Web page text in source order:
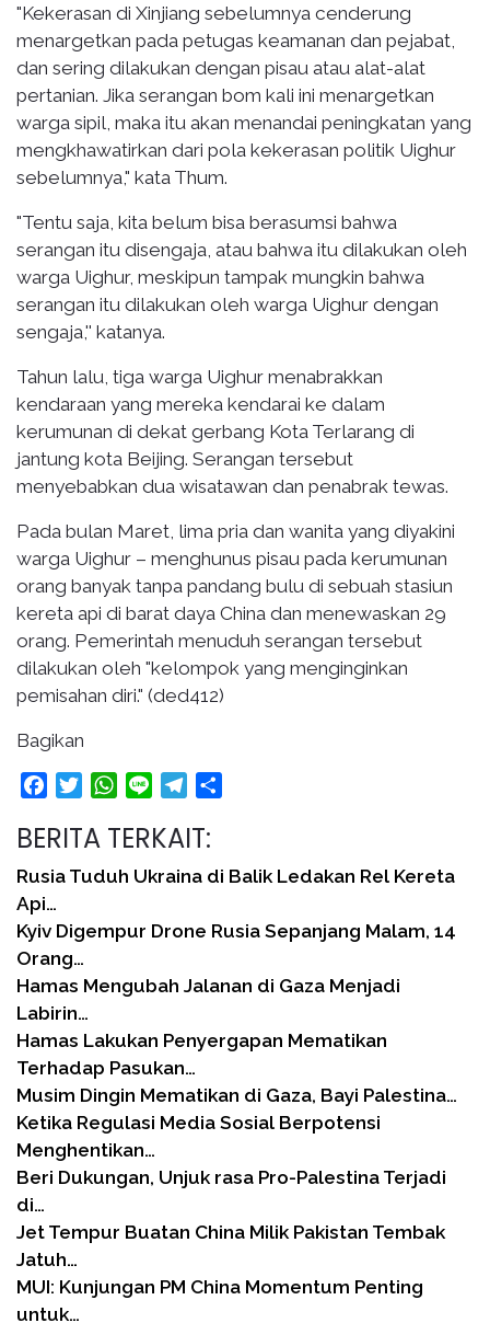
"Kekerasan di Xinjiang sebelumnya cenderung
menargetkan pada petugas keamanan dan pejabat,
dan sering dilakukan dengan pisau atau alat-alat
pertanian. Jika serangan bom kali ini menargetkan
warga sipil, maka itu akan menandai peningkatan yang
mengkhawatirkan dari pola kekerasan politik Uighur
sebelumnya," kata Thum.
"Tentu saja, kita belum bisa berasumsi bahwa
serangan itu disengaja, atau bahwa itu dilakukan oleh
warga Uighur, meskipun tampak mungkin bahwa
serangan itu dilakukan oleh warga Uighur dengan
sengaja,'' katanya.
Tahun lalu, tiga warga Uighur menabrakkan
kendaraan yang mereka kendarai ke dalam
kerumunan di dekat gerbang Kota Terlarang di
jantung kota Beijing. Serangan tersebut
menyebabkan dua wisatawan dan penabrak tewas.
Pada bulan Maret, lima pria dan wanita yang diyakini
warga Uighur – menghunus pisau pada kerumunan
orang banyak tanpa pandang bulu di sebuah stasiun
kereta api di barat daya China dan menewaskan 29
orang. Pemerintah menuduh serangan tersebut
dilakukan oleh "kelompok yang menginginkan
pemisahan diri." (ded412)
Bagikan
FacebookTwitterWhatsApp
Line Telegram
BERITA TERKAIT:
Rusia Tuduh Ukraina di Balik Ledakan Rel Kereta
Api…
Kyiv Digempur Drone Rusia Sepanjang Malam, 14
Orang…
Hamas Mengubah Jalanan di Gaza Menjadi
Labirin…
Hamas Lakukan Penyergapan Mematikan
Terhadap Pasukan…
Musim Dingin Mematikan di Gaza, Bayi Palestina…
Ketika Regulasi Media Sosial Berpotensi
Menghentikan…
Beri Dukungan, Unjuk rasa Pro-Palestina Terjadi
di…
Jet Tempur Buatan China Milik Pakistan Tembak
Jatuh…
MUI: Kunjungan PM China Momentum Penting
untuk…